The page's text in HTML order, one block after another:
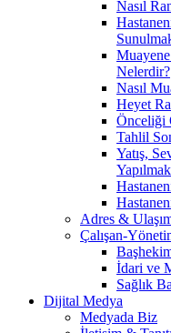
Nasıl
Nelerdir?
Nasıl
Heyet
Önceliği
Tahlil
Yatış,
Adres &
Çalışan-
İdari ve
Sağlık
Dijital Medya
Medyada Biz